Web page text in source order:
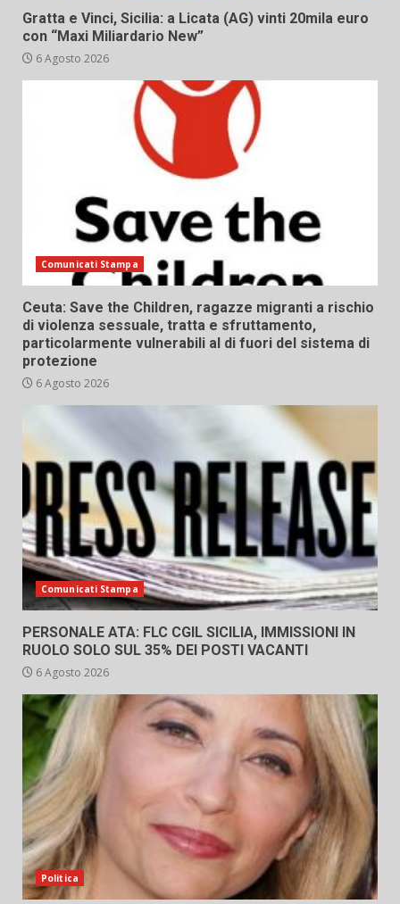
Gratta e Vinci, Sicilia: a Licata (AG) vinti 20mila euro
con “Maxi Miliardario New”
6 Agosto 2026
Comunicati Stampa
Ceuta: Save the Children, ragazze migranti a rischio
di violenza sessuale, tratta e sfruttamento,
particolarmente vulnerabili al di fuori del sistema di
protezione
6 Agosto 2026
Comunicati Stampa
PERSONALE ATA: FLC CGIL SICILIA, IMMISSIONI IN
RUOLO SOLO SUL 35% DEI POSTI VACANTI
6 Agosto 2026
Politica